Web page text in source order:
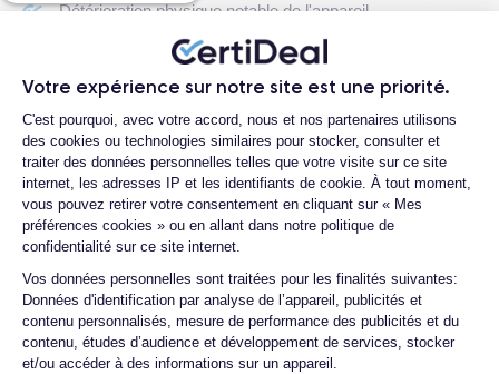
Votre expérience sur notre site est une priorité.
Plateforme de Gestion du
C'est pourquoi, avec votre accord, nous et nos partenaires utilisons
des cookies ou technologies similaires pour stocker, consulter et
traiter des données personnelles telles que votre visite sur ce site
internet, les adresses IP et les identifiants de cookie. À tout moment,
vous pouvez retirer votre consentement en cliquant sur « Mes
préférences cookies » ou en allant dans notre politique de
confidentialité sur ce site internet.
Vos données personnelles sont traitées pour les finalités suivantes:
Données d'identification par analyse de l’appareil, publicités et
contenu personnalisés, mesure de performance des publicités et du
contenu, études d’audience et développement de services, stocker
et/ou accéder à des informations sur un appareil.
Axeptio consent
Détérioration physique notable de l'appareil
Mettez votre iPhone 13 Mini en
condition pour sa reprise
Pour que votre iPhone 13 Mini soit prêt à être revendu, suivez
ces étapes cruciales :
1. Désactivation de "Localiser mon iPhone" :
pleinement de l'appareil.
2. Sauvegarde des données :Protégez vos données
personnelles en les sauvegardant via iCloud ou un autre